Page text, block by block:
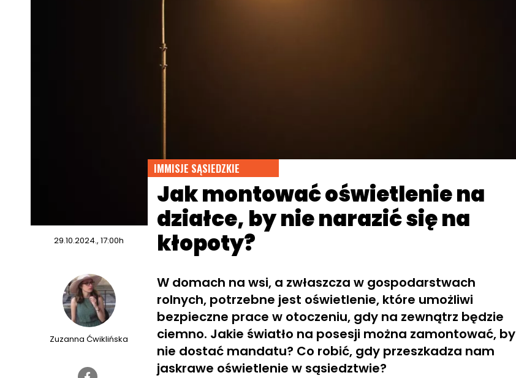
IMMISJE SĄSIEDZKIE
Jak montować oświetlenie na
działce, by nie narazić się na
kłopoty?
29.10.2024., 17:00h
Zuzanna Ćwiklińska
W domach na wsi, a zwłaszcza w gospodarstwach
rolnych, potrzebne jest oświetlenie, które umożliwi
bezpieczne prace w otoczeniu, gdy na zewnątrz będzie
ciemno. Jakie światło na posesji można zamontować, by
nie dostać mandatu? Co robić, gdy przeszkadza nam
jaskrawe oświetlenie w sąsiedztwie?